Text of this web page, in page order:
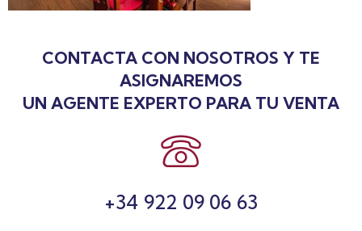
CONTACTA CON NOSOTROS Y TE
ASIGNAREMOS
UN AGENTE EXPERTO PARA TU VENTA
+34 922 09 06 63